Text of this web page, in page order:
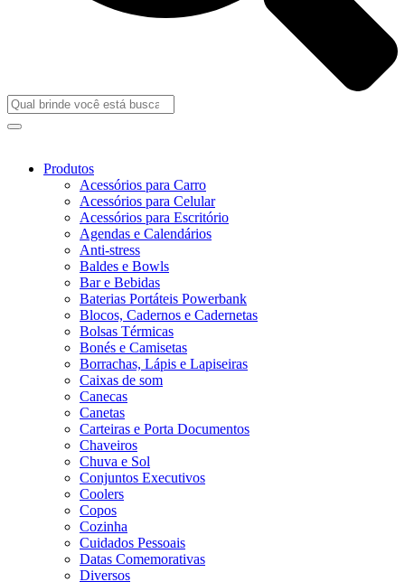
Produtos
Acessórios para Carro
Acessórios para Celular
Acessórios para Escritório
Agendas e Calendários
Anti-stress
Baldes e Bowls
Bar e Bebidas
Baterias Portáteis Powerbank
Blocos, Cadernos e Cadernetas
Bolsas Térmicas
Bonés e Camisetas
Borrachas, Lápis e Lapiseiras
Caixas de som
Canecas
Canetas
Carteiras e Porta Documentos
Chaveiros
Chuva e Sol
Conjuntos Executivos
Coolers
Copos
Cozinha
Cuidados Pessoais
Datas Comemorativas
Diversos